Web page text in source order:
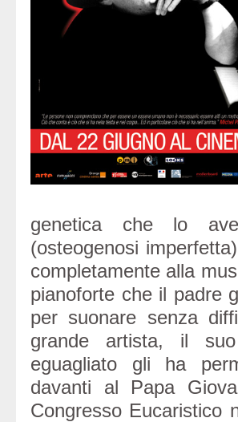
genetica che lo
(osteogenosi
completamente alla
pianoforte che il padre
per suonare senza
grande artista, il
eguagliato gli ha
davanti al Papa
Congresso Eucaristico